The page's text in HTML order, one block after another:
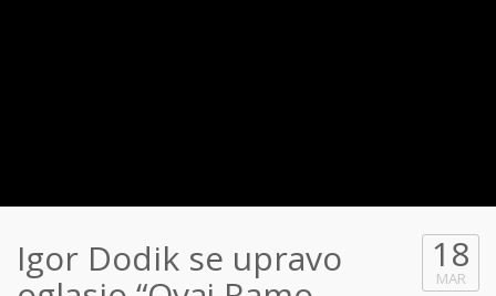
Igor Dodik se upravo
18
MAR